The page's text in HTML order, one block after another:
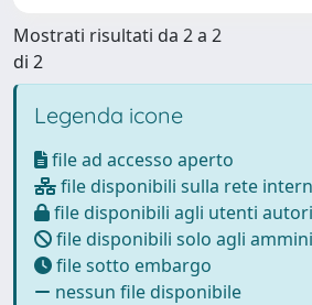
Mostrati risultati da 2 a 2
di 2
Legenda icone
file ad accesso aperto
file disponibili sulla rete
file disponibili agli utenti
file disponibili solo agli
file sotto embargo
nessun file disponibile